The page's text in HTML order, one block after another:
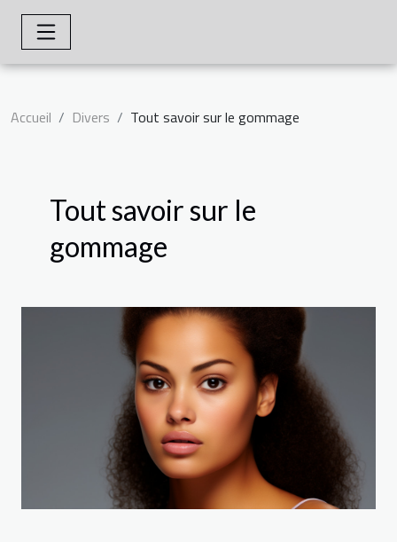
Accueil Divers Tout savoir sur le gommage
Tout savoir sur le
gommage